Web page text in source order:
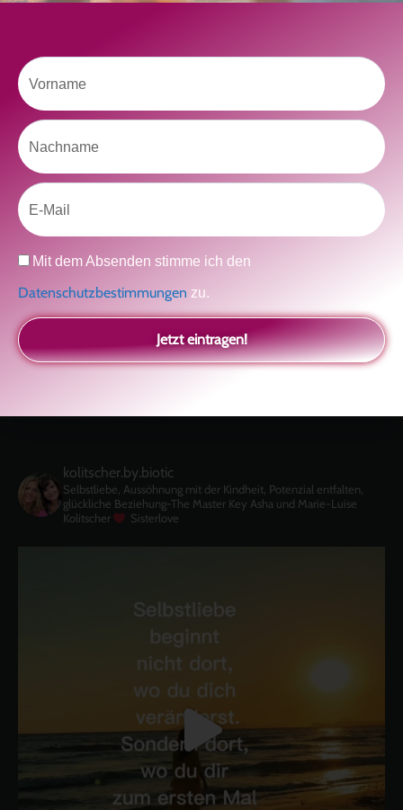
Like uns auf Facebook
akzeptieren und diesen Inhalt zu aktivieren
kolitscher.by.biotic
Selbstliebe, Aussöhnung mit der Kindheit, Potenzial entfalten,
glückliche Beziehung-The Master Key Asha und Marie-Luise
Kolitscher
Sisterlove
Vorname
Nachname
Email
Datenschutz
Mit dem Absenden stimme ich den
Datenschutzbestimmungen zu.
Jetzt eintragen!